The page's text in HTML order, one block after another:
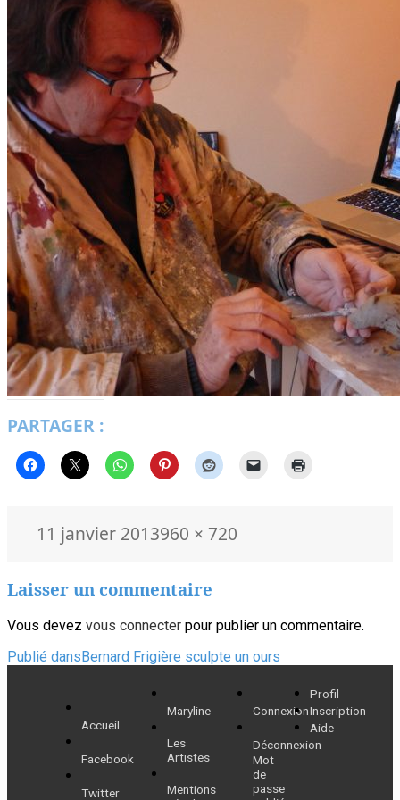
PARTAGER :
Publié
11 janvier 2013Taille
960 × 720
Laisser un commentaire
Vous devez vous connecter pour publier un commentaire.
Navigation
l’article
Publié dansBernard Frigière sculpte un ours
Accueil
Facebook
Twitter
Maryline
Les
Artistes
Mentions
Connexion
Déconnexion
Mot
de
passe
Profil
Inscription
Aide